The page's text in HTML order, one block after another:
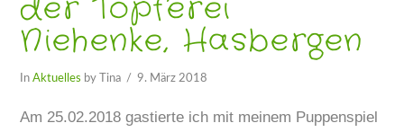
der Töpferei
Niehenke, Hasbergen
InAktuelles by Tina 9. März 2018
Am 25.02.2018 gastierte ich mit meinem Puppenspiel